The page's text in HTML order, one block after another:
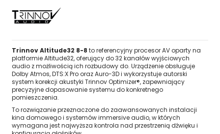
Trinnov Altitude32 8-8 to referencyjny procesor AV oparty na
platformie Altitude32, oferujący do 32 kanałów wyjściowych
audio z możliwością ich rozbudowy do. Urządzenie obsługuje
Dolby Atmos, DTS:X Pro oraz Auro-3D i wykorzystuje autorski
system korekcji akustyki Trinnov Optimizer®, zapewniający
precyzyjne dopasowanie systemu do konkretnego
pomieszczenia.
To rozwiązanie przeznaczone do zaawansowanych instalacji
kina domowego i systemów immersive audio, w których
wymagana jest najwyższa kontrola nad przestrzenią dźwięku i